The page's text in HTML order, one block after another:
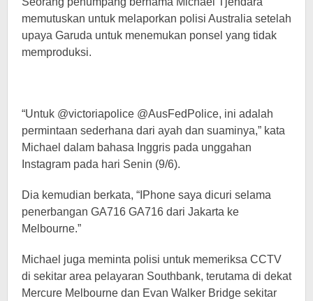
memutuskan untuk melaporkan polisi Australia setelah
upaya Garuda untuk menemukan ponsel yang tidak
memproduksi.
“Untuk @victoriapolice @AusFedPolice, ini adalah
permintaan sederhana dari ayah dan suaminya,” kata
Michael dalam bahasa Inggris pada unggahan
Instagram pada hari Senin (9/6).
Dia kemudian berkata, “IPhone saya dicuri selama
penerbangan GA716 GA716 dari Jakarta ke
Melbourne.”
Michael juga meminta polisi untuk memeriksa CCTV
di sekitar area pelayaran Southbank, terutama di dekat
Mercure Melbourne dan Evan Walker Bridge sekitar